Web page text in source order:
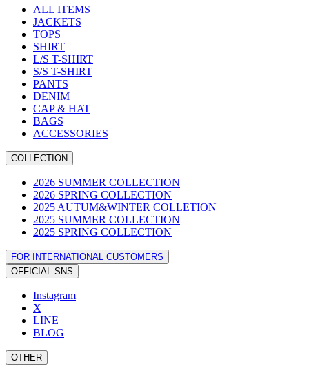
ALL ITEMS
JACKETS
TOPS
SHIRT
L/S T-SHIRT
S/S T-SHIRT
PANTS
DENIM
CAP & HAT
BAGS
ACCESSORIES
COLLECTION
2026 SUMMER COLLECTION
2026 SPRING COLLECTION
2025 AUTUM&WINTER COLLETION
2025 SUMMER COLLECTION
2025 SPRING COLLECTION
FOR INTERNATIONAL CUSTOMERS
OFFICIAL SNS
Instagram
X
LINE
BLOG
OTHER